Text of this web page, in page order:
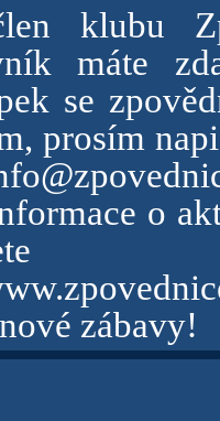
klubu
máte
se
prosím
o
zábavy!